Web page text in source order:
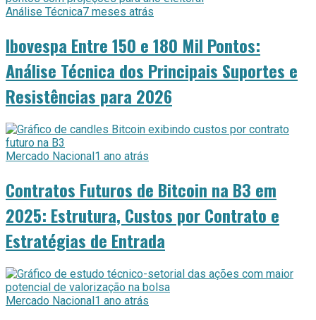
Análise Técnica7 meses atrás
Ibovespa Entre 150 e 180 Mil Pontos:
Análise Técnica dos Principais Suportes e
Resistências para 2026
Mercado Nacional1 ano atrás
Contratos Futuros de Bitcoin na B3 em
2025: Estrutura, Custos por Contrato e
Estratégias de Entrada
Mercado Nacional1 ano atrás